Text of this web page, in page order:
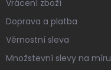
Vrácení zboží
Doprava a platba
Věrnostní sleva
Množstevní slevy na míru